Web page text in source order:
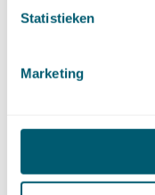
Statistieken
Marketing
april (18)
januari (18)
november (16)
september (14)